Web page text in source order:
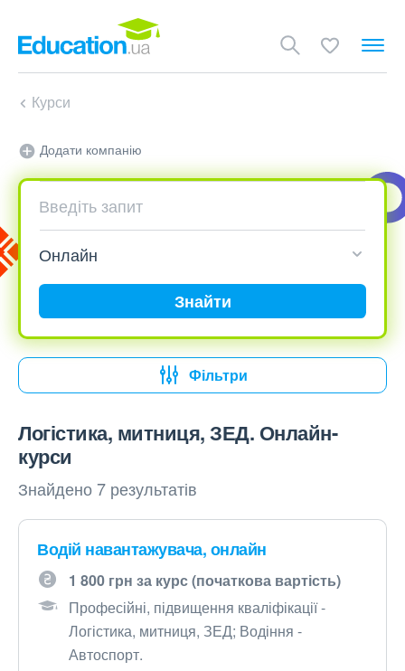
Курси
Додати компанію
Знайти
Фільтри
Логістика, митниця, ЗЕД. Онлайн-
курси
Знайдено 7 результатів
Водій навантажувача, онлайн
1 800 грн за курс (початкова вартість)
Професійні, підвищення кваліфікації -
Логістика, митниця, ЗЕД; Водіння -
Автоспорт.